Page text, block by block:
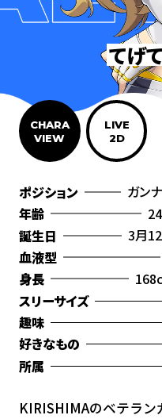
てげ
CHARA
VIEW
LIVE
2D
ポジション
ガン
年齢
誕生日
3月
血液型
身長
スリーサイズ
趣味
好きなもの
所属
KIRISHIMAのベテラ